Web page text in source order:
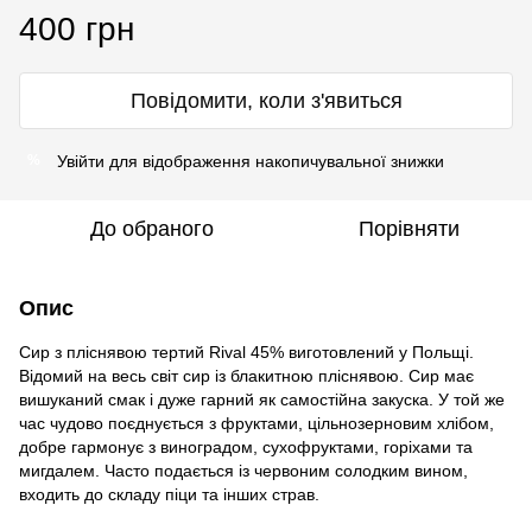
400 грн
Повідомити, коли з'явиться
Увійти для відображення накопичувальної знижки
До обраного Порівняти
Опис
Сир з пліснявою тертий Rival 45% виготовлений у Польщі.
Відомий на весь світ сир із блакитною пліснявою. Сир має
вишуканий смак і дуже гарний як самостійна закуска. У той же
час чудово поєднується з фруктами, цільнозерновим хлібом,
добре гармонує з виноградом, сухофруктами, горіхами та
мигдалем. Часто подається із червоним солодким вином,
входить до складу піци та інших страв.